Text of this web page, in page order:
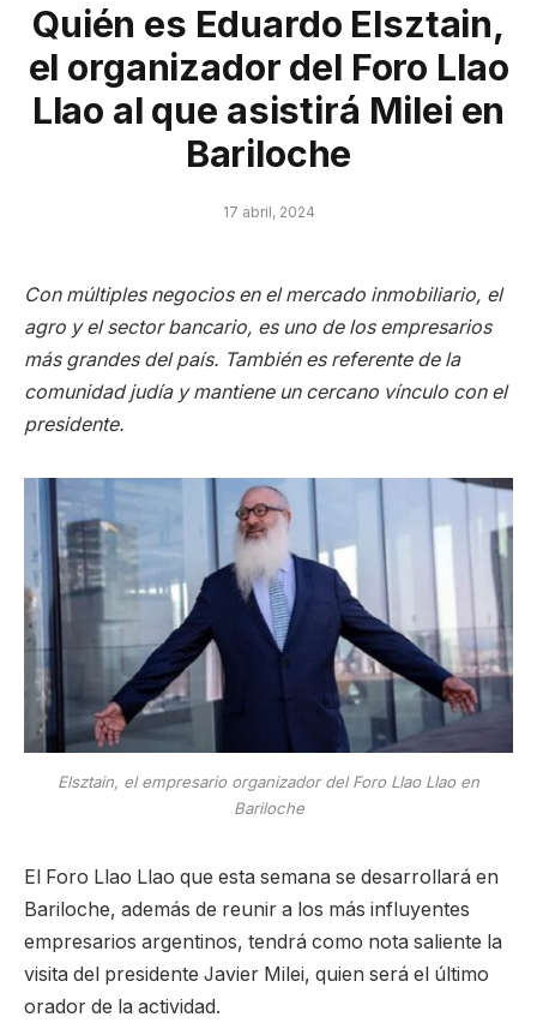
Quién es Eduardo Elsztain,
el organizador del Foro Llao
Llao al que asistirá Milei en
Bariloche
17 abril, 2024
Con múltiples negocios en el mercado inmobiliario, el
agro y el sector bancario, es uno de los empresarios
más grandes del país. También es referente de la
comunidad judía y mantiene un cercano vínculo con el
presidente.
Elsztain, el empresario organizador del Foro Llao Llao en
Bariloche
El Foro Llao Llao que esta semana se desarrollará en
Bariloche, además de reunir a los más influyentes
empresarios argentinos, tendrá como nota saliente la
visita del presidente Javier Milei, quien será el último
orador de la actividad.